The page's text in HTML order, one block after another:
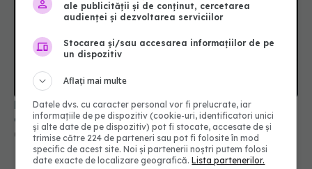
PNRR: 174 de milioane de lei pentru sănătate într-
o singură săptămână. Ce spitale primesc bani
07 aug 2026, 16:41
ale publicității și de conținut, cercetarea
audienței și dezvoltarea serviciilor
Stocarea și/sau accesarea informațiilor de pe
un dispozitiv
Aflați mai multe
Datele dvs. cu caracter personal vor fi prelucrate, iar
informațiile de pe dispozitiv (cookie-uri, identificatori unici
și alte date de pe dispozitiv) pot fi stocate, accesate de și
trimise către 224 de parteneri sau pot fi folosite în mod
specific de acest site. Noi și partenerii noștri putem folosi
date exacte de localizare geografică.Lista partenerilor.